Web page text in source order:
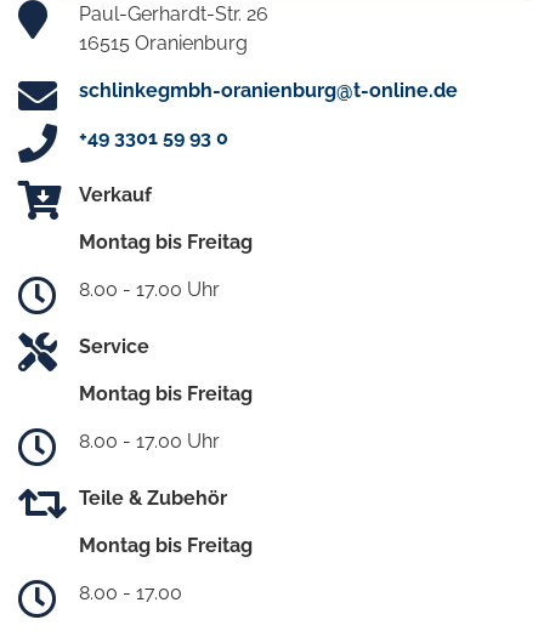
Paul-Gerhardt-Str. 26
16515 Oranienburg
schlinkegmbh-oranienburg@t-online.de
+49 3301 59 93 0
Verkauf
Montag bis Freitag
8.00 - 17.00 Uhr
Service
Montag bis Freitag
8.00 - 17.00 Uhr
Teile & Zubehör
Montag bis Freitag
8.00 - 17.00